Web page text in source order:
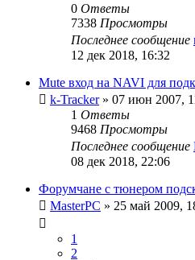
0 Ответы
7338 Просмотры
Последнее сообщение
12 дек 2018, 16:32
Mute вход на NAVI для
k-Tracker» 07 июн 2007,
1 Ответы
9468 Просмотры
Последнее сообщение
08 дек 2018, 22:06
Форумчане с тюнером
MasterPC » 25 май 2009,
1
2